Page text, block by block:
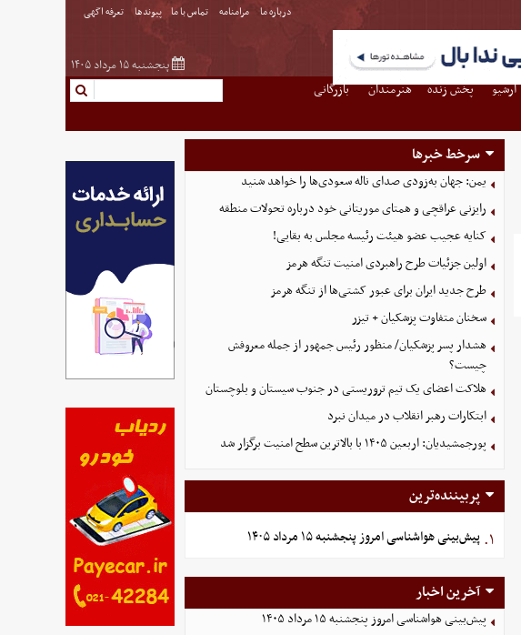
درباره ما مرامنامه تماس با ما پیوندها تعرفه اگهی
پنجشنبه ۱۵ مرداد ۱۴۰۵
آرشیو پخش زنده هنرمندان
بازرگانی
سرخط خبرها
یمن: جهان به‌زودی صدای ناله سعودی‌ها را خواهد شنید
رایزنی عراقچی و همتای موریتانی خود درباره تحولات منطقه
کنایه عجیب عضو هیئت رئیسه مجلس به بقایی!
اولین جزئیات طرح راهبردی امنیت تنگه هرمز
طرح جدید ایران برای عبور کشتی‌ها از تنگه هرمز
سخنان متفاوت پزشکیان + تیزر
هشدار پسر پزشکیان/ منظور رئیس جمهور از جمله معروفش
چیست؟
هلاکت اعضای یک تیم تروریستی در جنوب سیستان و بلوچستان
ابتکارات رهبر انقلاب در میدان نبرد
پورجمشیدیان: اربعین ۱۴۰۵ با بالاترین سطح امنیت برگزار شد
پربیننده‌ترین
۱. پیش‌بینی هواشناسی امروز پنجشنبه ۱۵ مرداد ۱۴۰۵
آخرین اخبار
پیش‌بینی هواشناسی امروز پنجشنبه ۱۵ مرداد ۱۴۰۵